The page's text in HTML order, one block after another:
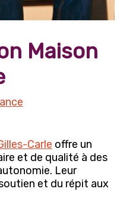
sociale
récréatifs
Maison
Carle offre un
et de qualité à des
Leur
et du répit aux